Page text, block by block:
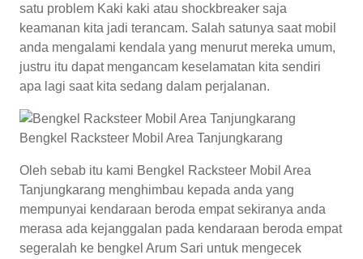
satu problem Kaki kaki atau shockbreaker saja
keamanan kita jadi terancam. Salah satunya saat mobil
anda mengalami kendala yang menurut mereka umum,
justru itu dapat mengancam keselamatan kita sendiri
apa lagi saat kita sedang dalam perjalanan.
Bengkel Racksteer Mobil Area Tanjungkarang
Oleh sebab itu kami Bengkel Racksteer Mobil Area
Tanjungkarang menghimbau kepada anda yang
mempunyai kendaraan beroda empat sekiranya anda
merasa ada kejanggalan pada kendaraan beroda empat
segeralah ke bengkel Arum Sari untuk mengecek